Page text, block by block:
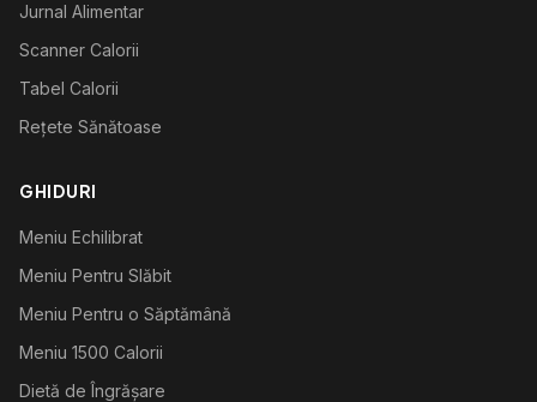
Jurnal Alimentar
Scanner Calorii
Tabel Calorii
Rețete Sănătoase
GHIDURI
Meniu Echilibrat
Meniu Pentru Slăbit
Meniu Pentru o Săptămână
Meniu 1500 Calorii
Dietă de Îngrășare